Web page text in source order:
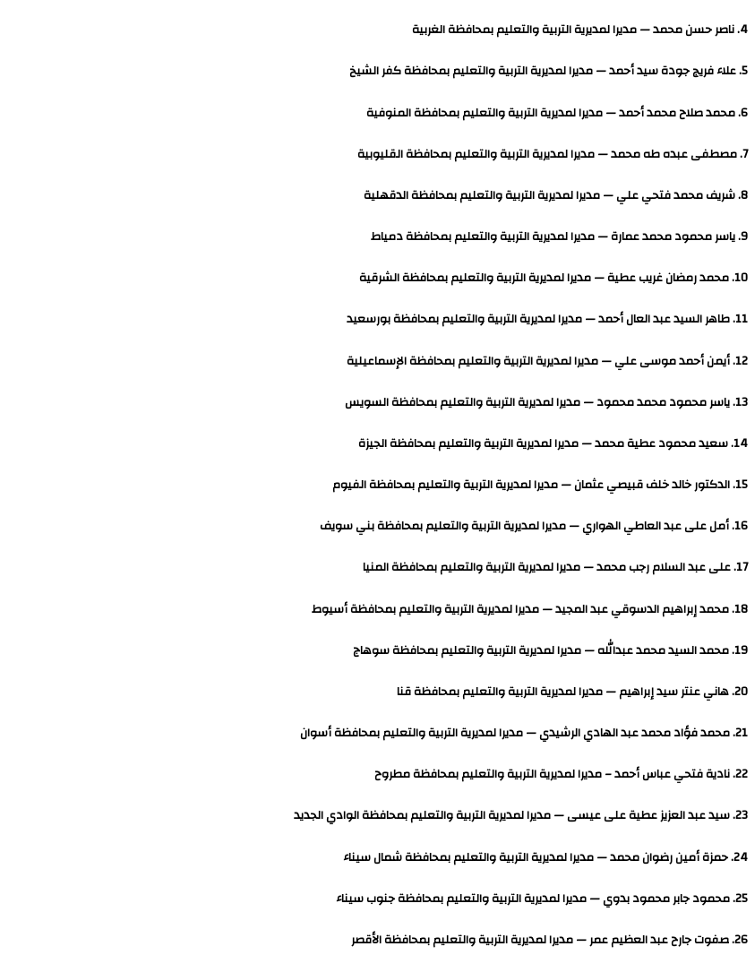
4. ناصر حسن محمد — مديرا لمديرية التربية والتعليم بمحافظة الغربية
5. علاء فريج جودة سيد أحمد — مديرا لمديرية التربية والتعليم بمحافظة كفر الشيخ
6. محمد صلاح محمد أحمد — مديرا لمديرية التربية والتعليم بمحافظة المنوفية
7. مصطفى عبده طه محمد — مديرا لمديرية التربية والتعليم بمحافظة القليوبية
8. شريف محمد فتحي علي — مديرا لمديرية التربية والتعليم بمحافظة الدقهلية
9. ياسر محمود محمد عمارة — مديرا لمديرية التربية والتعليم بمحافظة دمياط
10. محمد رمضان غريب عطية — مديرا لمديرية التربية والتعليم بمحافظة الشرقية
11. طاهر السيد عبد العال أحمد — مديرا لمديرية التربية والتعليم بمحافظة بورسعيد
12. أيمن أحمد موسى علي — مديرا لمديرية التربية والتعليم بمحافظة الإسماعيلية
13. ياسر محمود محمد محمود — مديرا لمديرية التربية والتعليم بمحافظة السويس
14. سعيد محمود عطية محمد — مديرا لمديرية التربية والتعليم بمحافظة الجيزة
15. الدكتور خالد خلف قبيصي عثمان — مديرا لمديرية التربية والتعليم بمحافظة الفيوم
16. أمل على عبد العاطي الهواري — مديرا لمديرية التربية والتعليم بمحافظة بني سويف
17. على عبد السلام رجب محمد — مديرا لمديرية التربية والتعليم بمحافظة المنيا
18. محمد إبراهيم الدسوقي عبد المجيد — مديرا لمديرية التربية والتعليم بمحافظة أسيوط
19. محمد السيد محمد عبدالله — مديرا لمديرية التربية والتعليم بمحافظة سوهاج
20. هاني عنتر سيد إبراهيم — مديرا لمديرية التربية والتعليم بمحافظة قنا
21. محمد فؤاد محمد عبد الهادي الرشيدي — مديرا لمديرية التربية والتعليم بمحافظة أسوان
22. نادية فتحي عباس أحمد – مديرا لمديرية التربية والتعليم بمحافظة مطروح
23. سيد عبد العزيز عطية على عيسى — مديرا لمديرية التربية والتعليم بمحافظة الوادي الجديد
24. حمزة أمين رضوان محمد — مديرا لمديرية التربية والتعليم بمحافظة شمال سيناء
25. محمود جابر محمود بدوي — مديرا لمديرية التربية والتعليم بمحافظة جنوب سيناء
26. صفوت جارح عبد العظيم عمر — مديرا لمديرية التربية والتعليم بمحافظة الأقصر